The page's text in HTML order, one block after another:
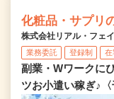
化粧品・サプリ
株式会社リアル・フェ
業務委託 登録制 在
副業・Wワークに
ツお小遣い稼ぎ♪〈